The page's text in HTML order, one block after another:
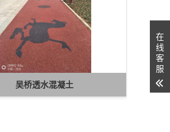
吴桥透水混凝土
在
线
客
服